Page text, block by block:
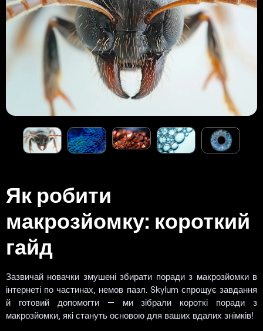
Як робити
макрозйомку: короткий
гайд
Зазвичай новачки змушені збирати поради з макрозйомки в
інтернеті по частинах, немов пазл. Skylum спрощує завдання
й готовий допомогти — ми зібрали короткі поради з
макрозйомки, які стануть основою для ваших вдалих знімків!